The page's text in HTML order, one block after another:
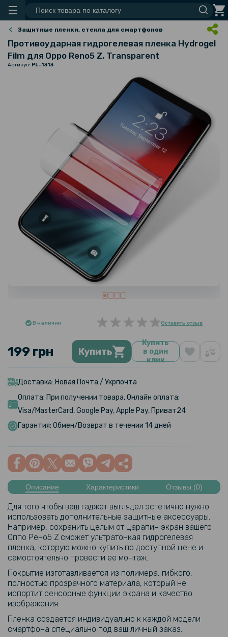
Защитные пленки, стекла для смартфонов
Противоударная гидрогелевая пленка Hydrogel
Film для Oppo Reno5 Z, Transparent
Артикул: PL-1313
В наличии Оставить отзыв
199 грн Купить
Купить
в один
клик
Доставка: Новая Почта / Укрпочта
Оплата: При получении товара, Онлайн оплата:
Visa/MasterCard, Google Pay, Apple Pay, Приват24
Гарантия: Обмен/Возврат в течении 14 дней
Описание Характеристики Отзывы (0)
Для того чтобы ваш гаджет выглядел эстетично нужно
использовать дополнительные защитные аксессуары.
Например, сохранить целым от царапин экран вашего
Oппo Рено5 Z сможет ультратонкая гидрогелевая
пленка, которую можно купить по доступной цене и
самостоятельно провести ее монтаж.
Покрытие изготавливается из полимера, гибкого,
полностью прозрачного материала, который не
испортит сенсорные функции экрана и качество
изображения.
Пленка создается индивидуально к каждой модели
смартфона специально под ваш личный заказ.